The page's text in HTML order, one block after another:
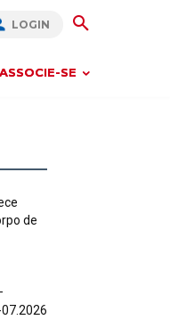
LOGIN
ASSOCIE-SE
de